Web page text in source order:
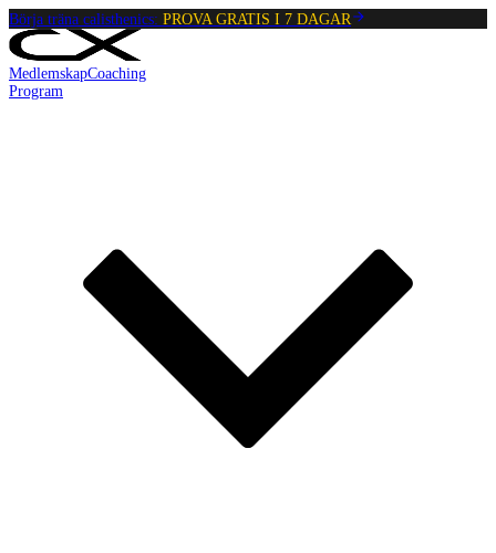
Börja träna calisthenics: PROVA GRATIS I 7 DAGAR
MedlemskapCoaching
Program